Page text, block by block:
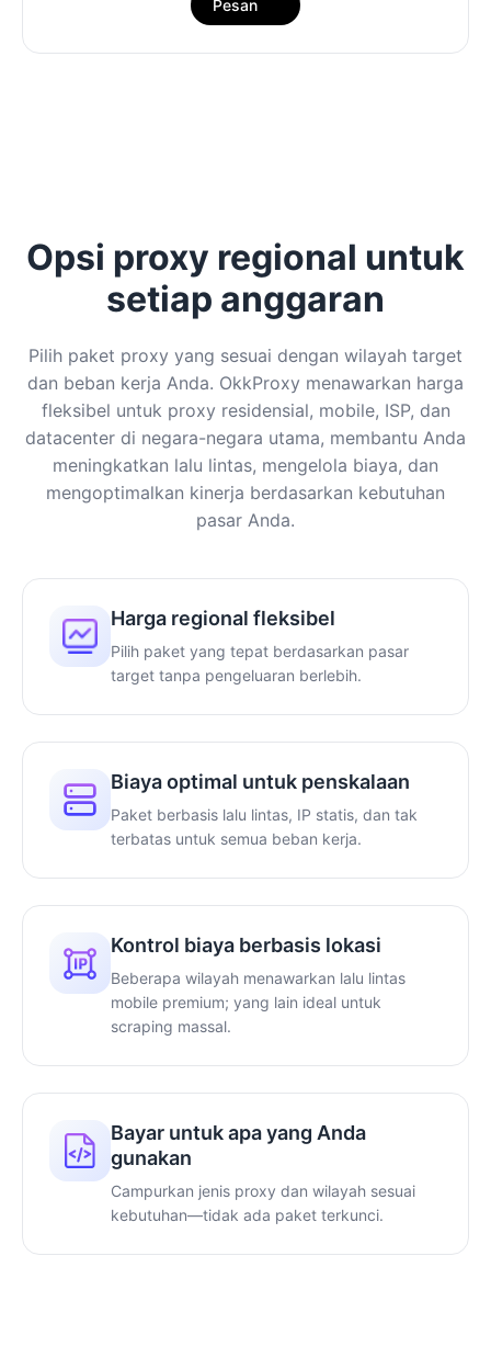
Pesan
Opsi proxy regional untuk
setiap anggaran
Pilih paket proxy yang sesuai dengan wilayah target
dan beban kerja Anda. OkkProxy menawarkan harga
fleksibel untuk proxy residensial, mobile, ISP, dan
datacenter di negara-negara utama, membantu Anda
meningkatkan lalu lintas, mengelola biaya, dan
mengoptimalkan kinerja berdasarkan kebutuhan
pasar Anda.
Harga regional fleksibel
Pilih paket yang tepat berdasarkan pasar
target tanpa pengeluaran berlebih.
Biaya optimal untuk penskalaan
Paket berbasis lalu lintas, IP statis, dan tak
terbatas untuk semua beban kerja.
Kontrol biaya berbasis lokasi
Beberapa wilayah menawarkan lalu lintas
mobile premium; yang lain ideal untuk
scraping massal.
Bayar untuk apa yang Anda
gunakan
Campurkan jenis proxy dan wilayah sesuai
kebutuhan—tidak ada paket terkunci.